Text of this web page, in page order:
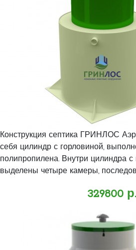
Конструкция септика ГРИНЛОС
себя цилиндр с горловиной,
полипропилена. Внутри цилиндра
выделены четыре камеры,
329800 р.